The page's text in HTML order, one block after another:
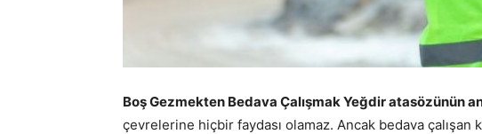
Boş Gezmekten Bedava Çalışmak Yeğdir atasözünün
çevrelerine hiçbir faydası olamaz. Ancak bedava